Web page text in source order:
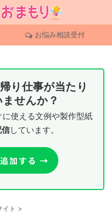
お悩み相談受付
り仕事が当たり
せんか？
使える文例や製作型紙
しています。
ト >